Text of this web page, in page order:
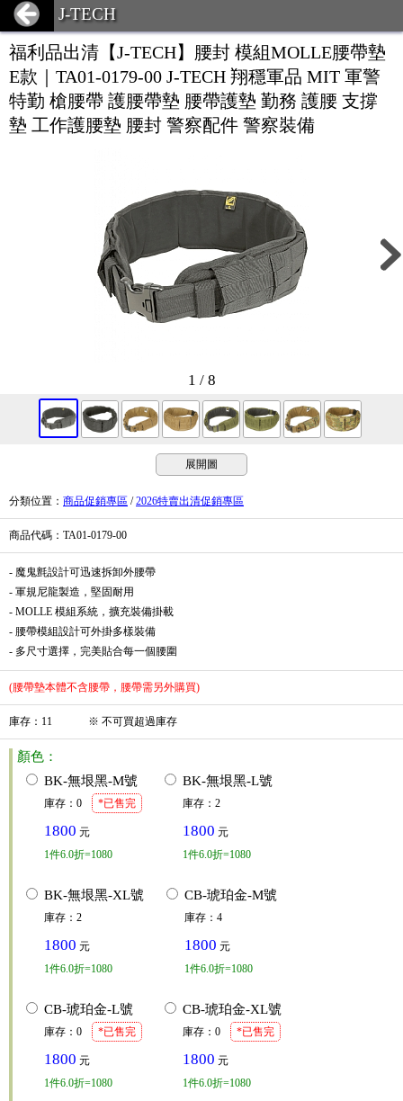
J-TECH
福利品出清【J-TECH】腰封 模組MOLLE腰帶墊
E款｜TA01-0179-00 J-TECH 翔穩軍品 MIT 軍警
特勤 槍腰帶 護腰帶墊 腰帶護墊 勤務 護腰 支撐
墊 工作護腰墊 腰封 警察配件 警察裝備
1 / 8
展開圖
分類位置 ： 商品促銷專區 /2026特賣出清促銷專區
商品代碼 ：TA01-0179-00
- 魔鬼氈設計可迅速拆卸外腰帶
- 軍規尼龍製造，堅固耐用
- MOLLE 模組系統，擴充裝備掛載
- 腰帶模組設計可外掛多樣裝備
- 多尺寸選擇，完美貼合每一個腰圍
(腰帶墊本體不含腰帶，腰帶需另外購買)
庫存 ： 11 ※ 不可買超過庫存
顏色：
BK-無垠黑-M號
庫存 ： 0 *已售完
1800 元
1件6.0折=1080
BK-無垠黑-L號
庫存 ： 2
1800 元
1件6.0折=1080
BK-無垠黑-XL號
庫存 ： 2
1800 元
1件6.0折=1080
CB-琥珀金-M號
庫存 ： 4
1800 元
1件6.0折=1080
CB-琥珀金-L號
庫存 ： 0 *已售完
1800 元
1件6.0折=1080
CB-琥珀金-XL號
庫存 ： 0 *已售完
1800 元
1件6.0折=1080